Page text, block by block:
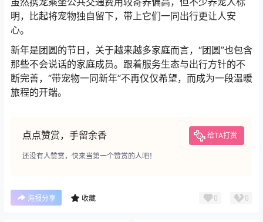
国南方航空、海南航空等航空公司也都开通了“宠物进客舱”
业务。记者注意到，各航司收费规范不同，费用大约在
999元~2000元/航段/只之间。
虽然携宠乘坐公共交通费用较寄养偏高，但不少养宠人标
明，比起将宠物独自留下，带上它们一同出行更让人安
心。
断完善，“带宠物一同新年”不再仅仅希望，而成为一段温暖
点点赞赏，手留余香